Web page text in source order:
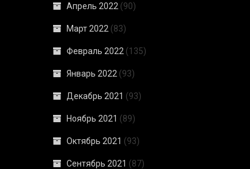
Апрель 2022 (90)
Март 2022 (83)
Февраль 2022 (135)
Январь 2022 (93)
Декабрь 2021 (93)
Ноябрь 2021 (89)
Октябрь 2021 (93)
Сентябрь 2021 (87)